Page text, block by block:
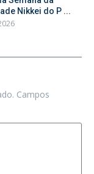
Nikkei do P ...
Campos